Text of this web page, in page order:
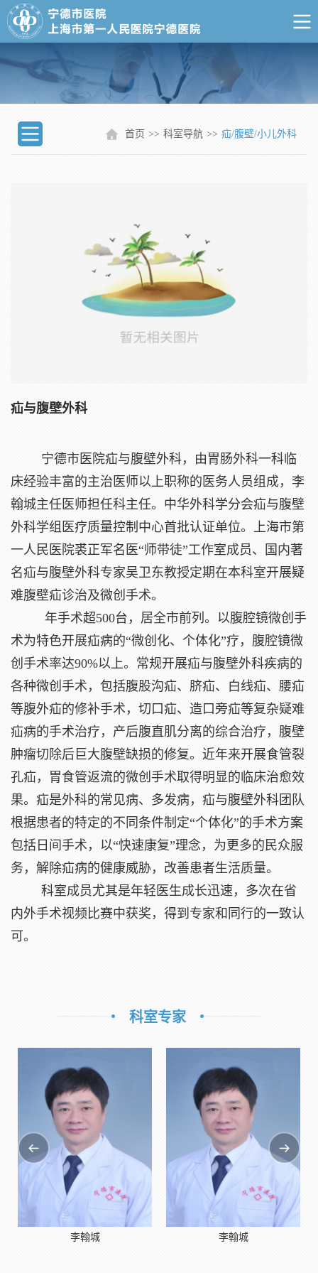
首页 >> 科室导航 >> 疝/腹壁/小儿外科
疝与腹壁外科
宁德市医院疝与腹壁外科，由胃肠外科一科临
床经验丰富的主治医师以上职称的医务人员组成，李
翰城主任医师担任科主任。中华外科学分会疝与腹壁
外科学组医疗质量控制中心首批认证单位。上海市第
一人民医院裘正军名医“师带徒”工作室成员、国内著
名疝与腹壁外科专家吴卫东教授定期在本科室开展疑
难腹壁疝诊治及微创手术。
年手术超500台，居全市前列。以腹腔镜微创手
术为特色开展疝病的“微创化、个体化”疗，腹腔镜微
创手术率达90%以上。常规开展疝与腹壁外科疾病的
各种微创手术，包括腹股沟疝、脐疝、白线疝、腰疝
等腹外疝的修补手术，切口疝、造口旁疝等复杂疑难
疝病的手术治疗，产后腹直肌分离的综合治疗，腹壁
肿瘤切除后巨大腹壁缺损的修复。近年来开展食管裂
孔疝，胃食管返流的微创手术取得明显的临床治愈效
果。疝是外科的常见病、多发病，疝与腹壁外科团队
根据患者的特定的不同条件制定“个体化”的手术方案
包括日间手术，以“快速康复”理念，为更多的民众服
务，解除疝病的健康威胁，改善患者生活质量。
科室成员尤其是年轻医生成长迅速，多次在省
内外手术视频比赛中获奖，得到专家和同行的一致认
可。
科室专家
李翰城 李翰城